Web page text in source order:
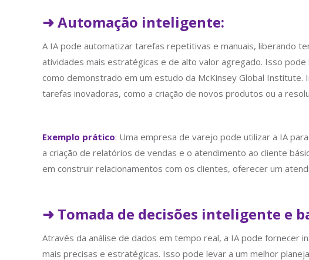
➜ Automação inteligente:
A IA pode automatizar tarefas repetitivas e manuais, liberando
atividades mais estratégicas e de alto valor agregado. Isso
como demonstrado em um estudo da McKinsey Global Institute.
tarefas inovadoras, como a criação de novos produtos ou a
Exemplo prático: Uma empresa de varejo pode utilizar a IA
a criação de relatórios de vendas e o atendimento ao cliente
em construir relacionamentos com os clientes, oferecer um
➜ Tomada de decisões inteligente e
Através da análise de dados em tempo real, a IA pode fornecer
mais precisas e estratégicas. Isso pode levar a um melhor